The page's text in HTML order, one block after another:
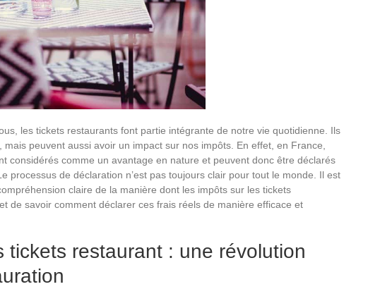
les tickets restaurants font partie intégrante de notre vie quotidienne. Ils
peuvent aussi avoir un impact sur nos impôts. En effet, en France,
considérés comme un avantage en nature et peuvent donc être déclarés
processus de déclaration n’est pas toujours clair pour tout le monde. Il est
claire de la manière dont les impôts sur les tickets
de savoir comment déclarer ces frais réels de manière efficace et
tickets restaurant : une révolution